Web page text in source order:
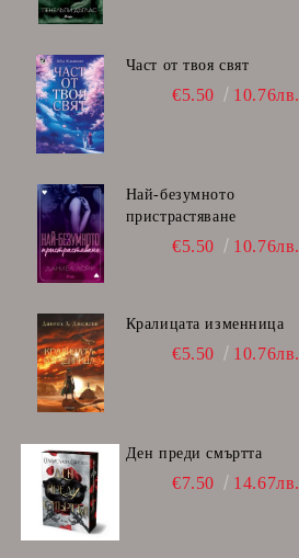
Част от твоя свят
€5.50 10.76лв.
Най-безумното
пристрастяване
€5.50 10.76лв.
Кралицата изменница
€5.50 10.76лв.
Ден преди смъртта
€7.50 14.67лв.